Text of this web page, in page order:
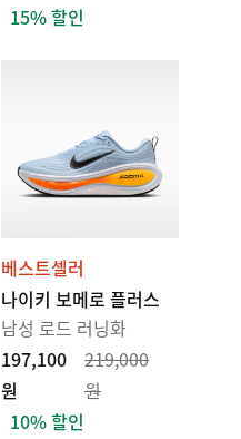
15% 할인
베스트셀러
나이키 보메로 플러스
남성 로드 러닝화
197,100
원
219,000
원
10% 할인